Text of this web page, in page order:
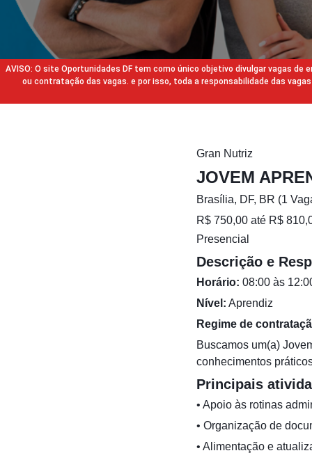
AVISO: O site Oportunidades DF tem como único objetivo divulgar vagas
ou contratação das vagas. e por isso, toda a responsabilidade das
Gran Nutriz
JOVEM
Brasília, DF, BR (1
R$ 750,00 até R$
Presencial
Descrição e
Horário: 08:00 às
Nível: Aprendiz
Regime de
Buscamos um(a)
conhecimentos
Principais
• Apoio às rotinas
• Organização de
• Alimentação e